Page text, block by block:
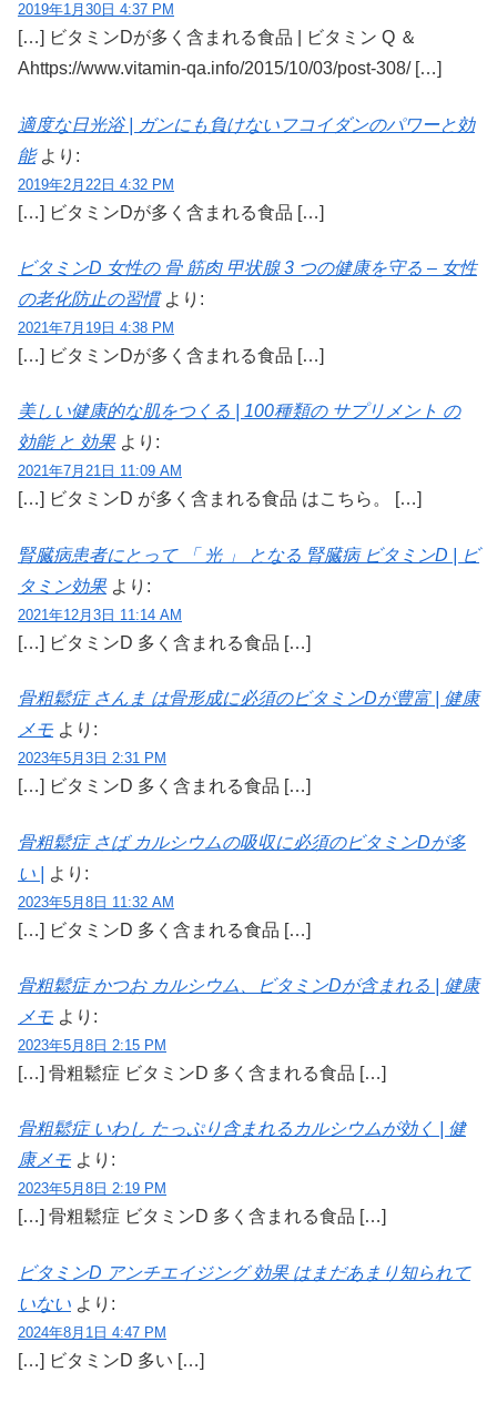
2019年1月30日 4:37 PM
[…] ビタミンDが多く含まれる食品 | ビタミン Q ＆
Ahttps://www.vitamin-qa.info/2015/10/03/post-308/ […]
適度な日光浴 | ガンにも負けないフコイダンのパワーと効
能 より:
2019年2月22日 4:32 PM
[…] ビタミンDが多く含まれる食品 […]
ビタミンD 女性の 骨 筋肉 甲状腺 3 つの健康を守る – 女性
の老化防止の習慣 より:
2021年7月19日 4:38 PM
[…] ビタミンDが多く含まれる食品 […]
美しい健康的な肌をつくる | 100種類の サプリメント の
効能 と 効果 より:
2021年7月21日 11:09 AM
[…] ビタミンD が多く含まれる食品 はこちら。 […]
腎臓病患者にとって 「 光 」 となる 腎臓病 ビタミンD | ビ
タミン効果 より:
2021年12月3日 11:14 AM
[…] ビタミンD 多く含まれる食品 […]
骨粗鬆症 さんま は骨形成に必須のビタミンDが豊富 | 健康
メモ より:
2023年5月3日 2:31 PM
[…] ビタミンD 多く含まれる食品 […]
骨粗鬆症 さば カルシウムの吸収に必須のビタミンDが多
い |
より:
2023年5月8日 11:32 AM
[…] ビタミンD 多く含まれる食品 […]
骨粗鬆症 かつお カルシウム、ビタミンDが含まれる | 健康
メモ より:
2023年5月8日 2:15 PM
[…] 骨粗鬆症 ビタミンD 多く含まれる食品 […]
骨粗鬆症 いわし たっぷり含まれるカルシウムが効く | 健
康メモ より:
2023年5月8日 2:19 PM
[…] 骨粗鬆症 ビタミンD 多く含まれる食品 […]
ビタミンD アンチエイジング 効果 はまだあまり知られて
いない より:
2024年8月1日 4:47 PM
[…] ビタミンD 多い […]